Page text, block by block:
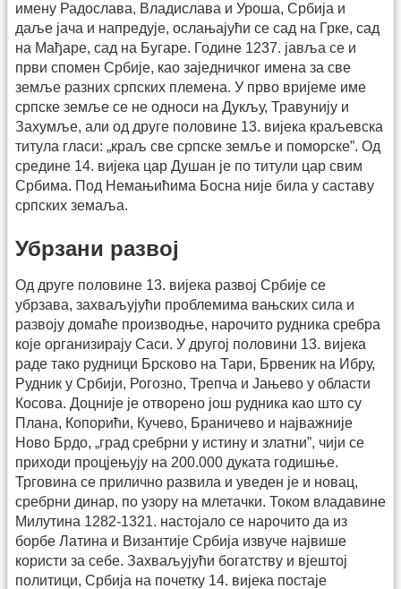
имену Радослава, Владислава и Уроша, Србија и
даље јача и напредује, ослањајући се сад на Грке, сад
на Мађаре, сад на Бугаре. Године 1237. јавља се и
први спомен Србије, као заједничког имена за све
земље разних српских племена. У прво вријеме име
српске земље се не односи на Дукљу, Травунију и
Захумље, али од друге половине 13. вијека краљевска
титула гласи: „краљ све српске земље и поморске”. Од
средине 14. вијека цар Душан је по титули цар свим
Србима. Под Немањићима Босна није била у саставу
српских земаља.
Убрзани развој
Од друге половине 13. вијека развој Србије се
убрзава, захваљујући проблемима вањских сила и
развоју домаће производње, нарочито рудника сребра
које организирају Саси. У другој половини 13. вијека
раде тако рудници Брсково на Тари, Брвеник на Ибру,
Рудник у Србији, Рогозно, Трепча и Јањево у области
Косова. Доцније је отворено још рудника као што су
Плана, Копорићи, Кучево, Браничево и најважније
Ново Брдо, „град сребрни у истину и златни”, чији се
приходи процјењују на 200.000 дуката годишње.
Трговина се прилично развила и уведен је и новац,
сребрни динар, по узору на млетачки. Током владавине
Милутина 1282-1321. настојало се нарочито да из
борбе Латина и Византије Србија извуче највише
користи за себе. Захваљујући богатству и вјештој
политици, Србија на почетку 14. вијека постаје